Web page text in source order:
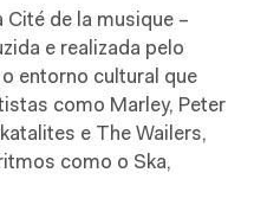
de la musique –
e realizada pelo
entorno cultural que
como Marley, Peter
e The Wailers,
como o Ska,